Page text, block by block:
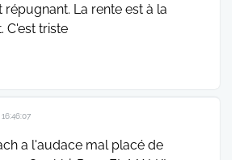
répugnant. La rente est à la
C'est triste
a l'audace mal placé de